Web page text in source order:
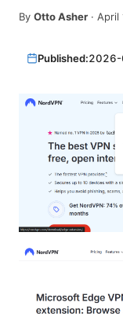
By Otto Asher · April
Published: